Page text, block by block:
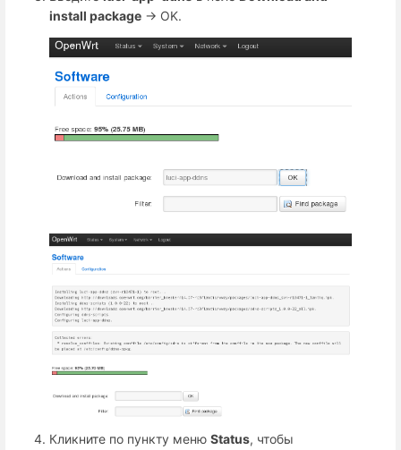
install package → OK.
Кликните по пункту меню Status, чтобы